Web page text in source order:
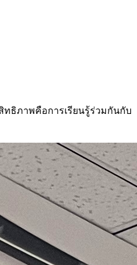
ทธิภาพคือการเรียนรู้ร่วมกันกับ